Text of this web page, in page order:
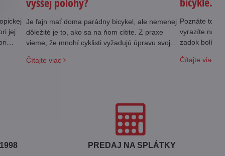
jej
Je fajn mať doma parádny bicykel, ale nemenej
dôležité je to, ako sa na ňom cítite. Z praxe
vieme, že mnohí cyklisti vyžadujú úpravu svojho
riadítok. Ako teda zvýšiť riadítka na bicykli?
Čítajte viac
Poznáte to,
vyrazíte na
zadok bolí.
Čítajte viac
PREDAJ NA SPLÁTKY